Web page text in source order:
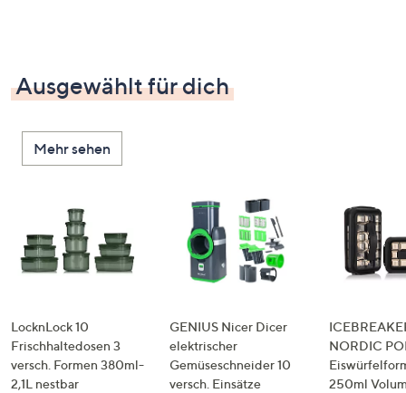
Ausgewählt für dich
Mehr sehen
LocknLock 10
Frischhaltedosen 3
versch. Formen 380ml-
2,1L nestbar
GENIUS Nicer Dicer
elektrischer
Gemüseschneider 10
versch. Einsätze
NORDIC
250ml